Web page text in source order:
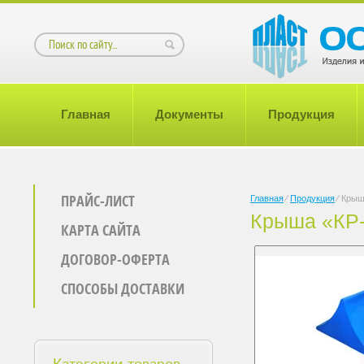
Главная Документы Продукция
Главная⁄Продукция⁄
Крыша
ПРАЙС-ЛИСТ
КАРТА САЙТА
ДОГОВОР-ОФЕРТА
СПОСОБЫ ДОСТАВКИ